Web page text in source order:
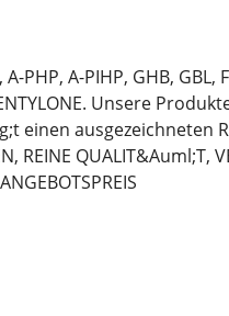
A-PIHP, GHB, GBL,
Unsere
einen ausgezeichneten
QUALIT&Auml;T,